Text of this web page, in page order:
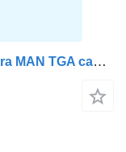
81286016143 elevalunas electrico para MAN TGA cabeza tractora